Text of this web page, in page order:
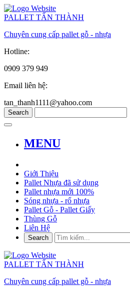
PALLET TẤN THÀNH
Chuyên cung cấp pallet gỗ - nhựa
Hotline:
0909 379 949
Email liên hệ:
tan_thanh1111@yahoo.com
MENU
Giới Thiệu
Pallet Nhựa đã sử dụng
Pallet nhựa mới 100%
Sóng nhựa - rổ nhựa
Pallet Gỗ - Pallet Giấy
Thùng Gỗ
Liên Hệ
PALLET TẤN THÀNH
Chuyên cung cấp pallet gỗ - nhựa